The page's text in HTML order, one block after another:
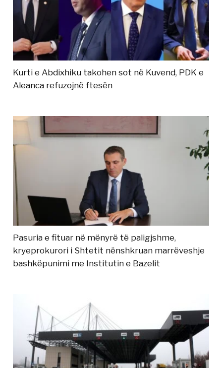
Kurti e Abdixhiku takohen sot në Kuvend, PDK e
Aleanca refuzojnë ftesën
Pasuria e fituar në mënyrë të paligjshme,
kryeprokurori i Shtetit nënshkruan marrëveshje
bashkëpunimi me Institutin e Bazelit